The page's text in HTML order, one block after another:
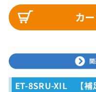
ET-8SRU-XIL 【補